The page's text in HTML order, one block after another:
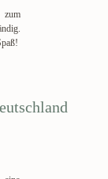
zum